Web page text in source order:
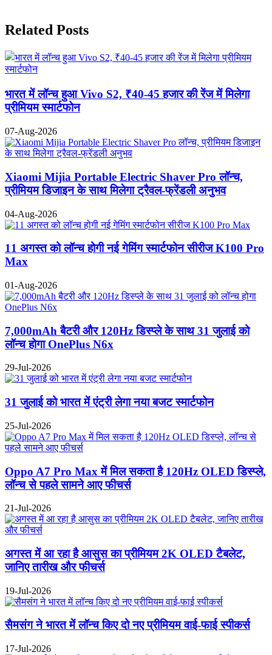
Related Posts
भारत में लॉन्च हुआ Vivo S2, ₹40-45 हजार की रेंज में मिलेगा
प्रीमियम स्मार्टफोन
07-Aug-2026
Xiaomi Mijia Portable Electric Shaver Pro लॉन्च,
प्रीमियम डिजाइन के साथ मिलेगा ट्रैवल-फ्रेंडली अनुभव
04-Aug-2026
11 अगस्त को लॉन्च होगी नई गेमिंग स्मार्टफोन सीरीज K100 Pro
Max
01-Aug-2026
7,000mAh बैटरी और 120Hz डिस्प्ले के साथ 31 जुलाई को
लॉन्च होगा OnePlus N6x
29-Jul-2026
31 जुलाई को भारत में एंट्री लेगा नया बजट स्मार्टफोन
25-Jul-2026
Oppo A7 Pro Max में मिल सकता है 120Hz OLED डिस्प्ले,
लॉन्च से पहले सामने आए फीचर्स
21-Jul-2026
अगस्त में आ रहा है आसुस का प्रीमियम 2K OLED टैबलेट,
जानिए तारीख और फीचर्स
19-Jul-2026
सैमसंग ने भारत में लॉन्च किए दो नए प्रीमियम वाई-फाई स्पीकर्स
17-Jul-2026